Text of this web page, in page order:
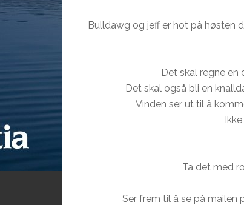
Bulldawg og jeff er hot på høsten
Det skal regne en
Det skal også bli en
Vinden ser ut til å
Ta det med
Ser frem til å se på mailen